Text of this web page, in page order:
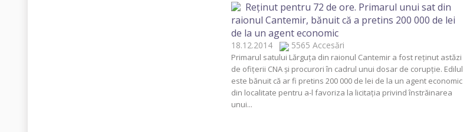
Reţinut pentru 72 de ore. Primarul unui sat din
raionul Cantemir, bănuit că a pretins 200 000 de lei
de la un agent economic
18.12.2014 5565 Accesări
Primarul satului Lărguţa din raionul Cantemir a fost reţinut astăzi
de ofiţerii CNA şi procurori în cadrul unui dosar de corupţie. Edilul
este bănuit că ar fi pretins 200 000 de lei de la un agent economic
din localitate pentru a-l favoriza la licitaţia privind înstrăinarea
unui...